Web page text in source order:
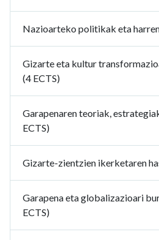
Nazioarteko politikak eta
Gizarte eta kultur
(4 ECTS)
Garapenaren teoriak,
ECTS)
Gizarte-zientzien ikerketaren
Garapena eta globalizazioari
ECTS)